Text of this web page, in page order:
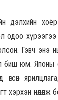
дэлхийн
одоо
Гэвч энэ нь
биш юм. Японы
өгсөн
хэрхэн